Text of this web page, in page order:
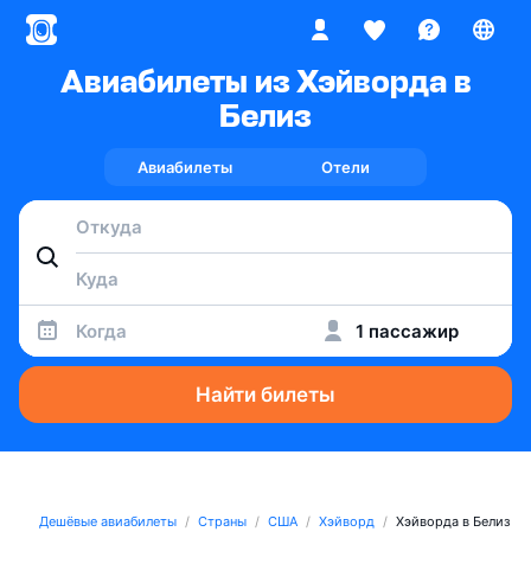
Авиабилеты из Хэйворда в
Белиз
Авиабилеты Отели
Когда 1 пассажир
Найти билеты
Дешёвые авиабилеты Страны США Хэйворд Хэйворда в Белиз